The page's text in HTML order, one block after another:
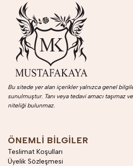
Bu sitede yer alan içerikler yalnızca genel
sunulmuştur. Tanı veya tedavi amacı taşımaz
niteliği bulunmaz.
ÖNEMLI BILGILER
Teslimat Koşulları
Üyelik Sözleşmesi